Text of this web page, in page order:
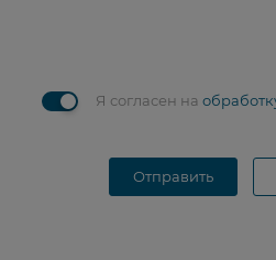
Я согласен на
Отправить